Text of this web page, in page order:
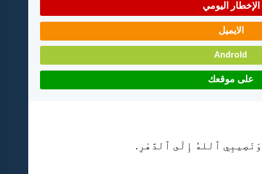
الإخطار اليومي
الايميل
Android
على موقعك
ٱللهُ إِلَى ٱلدَّهْرِ.